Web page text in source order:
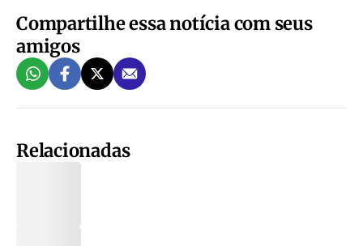
Compartilhe essa notícia com seus
amigos
Relacionadas